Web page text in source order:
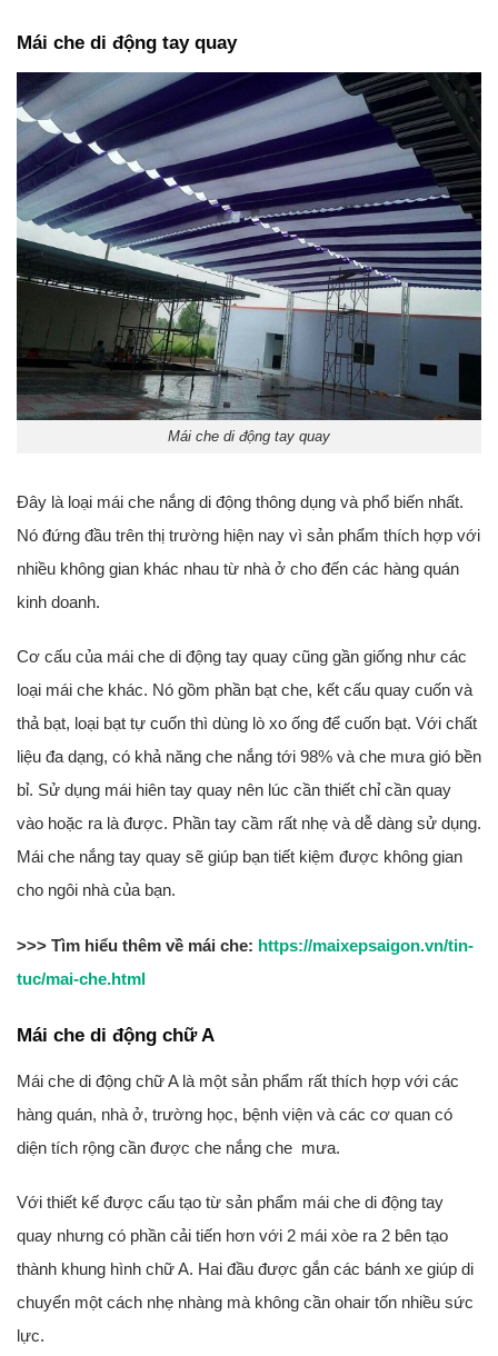
Mái che di động tay quay
Mái che di động tay quay
Đây là loại mái che nắng di động thông dụng và phổ biến nhất.
Nó đứng đầu trên thị trường hiện nay vì sản phẩm thích hợp với
nhiều không gian khác nhau từ nhà ở cho đến các hàng quán
kinh doanh.
Cơ cấu của mái che di động tay quay cũng gần giống như các
loại mái che khác. Nó gồm phần bạt che, kết cấu quay cuốn và
thả bạt, loại bạt tự cuốn thì dùng lò xo ống để cuốn bạt. Với chất
liệu đa dạng, có khả năng che nắng tới 98% và che mưa gió bền
bỉ. Sử dụng mái hiên tay quay nên lúc cần thiết chỉ cần quay
vào hoặc ra là được. Phần tay cầm rất nhẹ và dễ dàng sử dụng.
Mái che nắng tay quay sẽ giúp bạn tiết kiệm được không gian
cho ngôi nhà của bạn.
>>> Tìm hiểu thêm về mái che: https://maixepsaigon.vn/tin-
tuc/mai-che.html
Mái che di động chữ A
Mái che di động chữ A là một sản phẩm rất thích hợp với các
hàng quán, nhà ở, trường học, bệnh viện và các cơ quan có
diện tích rộng cần được che nắng che mưa.
Với thiết kế được cấu tạo từ sản phẩm mái che di động tay
quay nhưng có phần cải tiến hơn với 2 mái xòe ra 2 bên tạo
thành khung hình chữ A. Hai đầu được gắn các bánh xe giúp di
chuyển một cách nhẹ nhàng mà không cần ohair tốn nhiều sức
lực.